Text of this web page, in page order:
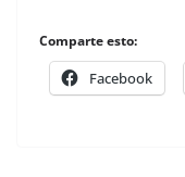
Comparte esto:
Facebook